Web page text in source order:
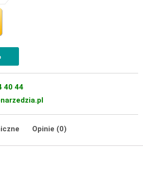
40 44
Opinie (0)